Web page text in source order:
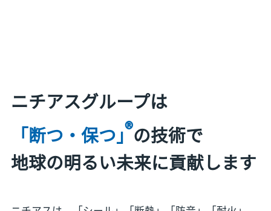
ニチアスグループは
「断つ・保つ」
®の技術で
地球の明るい未来に貢献します